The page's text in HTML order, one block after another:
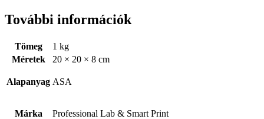
További információk
Tömeg
1 kg
Méretek
20 × 20 × 8 cm
Alapanyag ASA
Márka Professional Lab & Smart Print